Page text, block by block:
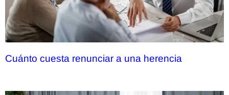
Cuánto cuesta renunciar a una herencia